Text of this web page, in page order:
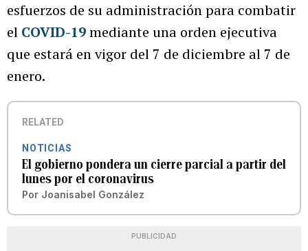
esfuerzos de su administración para combatir
el COVID-19mediante una orden ejecutiva
que estará en vigor del 7 de diciembre al 7 de
enero.
RELATED
NOTICIAS
El gobierno pondera un cierre parcial a partir del
lunes por el coronavirus
Por Joanisabel González
PUBLICIDAD